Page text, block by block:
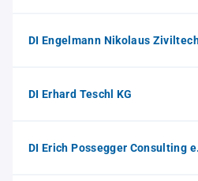
DI Engelmann Nikolaus
DI Erhard Teschl KG
DI Erich Possegger Consulting